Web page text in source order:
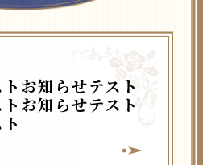
お知らせテスト
お知らせテスト